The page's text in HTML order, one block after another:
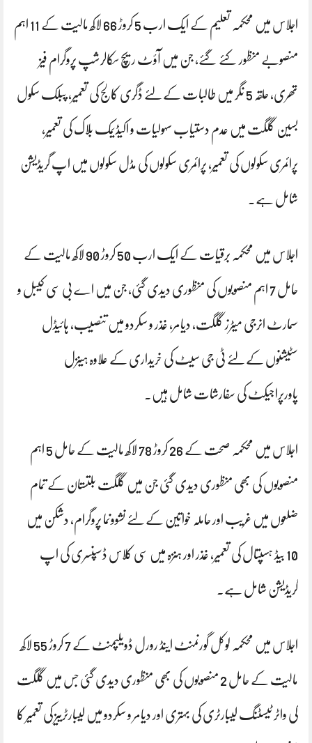
اجلاس میں محکمہ تعلیم کے ایک ارب 5 کروڑ 66 لاکھ مالیت کے 11 اہم
منصوبے منظور کئے گئے، جن میں آؤٹ ریچ سکالرشپ پروگرام فیز
تھری، حلقہ 5 نگر میں طالبات کےلئے ڈگری کالج کی تعمیر، پبلک سکول
بسین گلگت میں عدم دستیاب سہولیات و اکیڈیمک بلاک کی تعمیر،
پرائمری سکولوں کی تعمیر، پرائمری سکولوں کی مڈل سکولوں میں اپ گریڈیشن
شامل ہے۔
اجلاس میں محکمہ برقیات کے ایک ارب 50 کروڑ 90 لاکھ مالیت کے
حامل 7 اہم منصوبوں کی منظوری دیدی گئی، جن میں اے بی سی کیبل و
سمارٹ انرجی میٹرز گلگت، دیامر، غذر و سکردو میں تنصیب، ہائیڈل
سٹیشنوں کےلئے ٹی جی سیٹ کی خریداری کے علاوہ ہینزل
پاورپراجیکٹ کی سفارشات شامل ہیں۔
اجلاس میں محکمہ صحت کے 26 کروڑ 78 لاکھ مالیت کے حامل 5 اہم
منصوبوں کی بھی منظوری دیدی گئی جن میں گلگت بلتستان کے تمام
ضلعوں میں غریب اور حاملہ خواتین کےلئے نشوونما پروگرام، دشکن میں
10 بیڈ ہسپتال کی تعمیر، غذر اور ہنزہ میں سی کلاس ڈسپنسری کی اپ
گریڈیشن شامل ہے۔
اجلاس میں محکمہ لوکل گورنمنٹ اینڈ رورل ڈویلپمنٹ کے 7 کروڑ 55 لاکھ
مالیت کے حامل 2 منصوبوں کی بھی منظوری دیدی گئی جس میں گلگت
کی واٹر ٹیسٹنگ لیبارٹری کی بہتری اور دیامر و سکردو میں لیبارٹرییز کی تعمیر کا